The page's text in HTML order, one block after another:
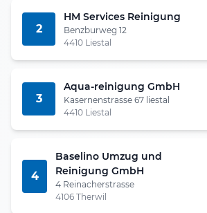
2
HM Services Reinigung
Benzburweg 12
4410 Liestal
3
Aqua-reinigung GmbH
Kasernenstrasse 67 liestal
4410 Liestal
4
Baselino Umzug und
Reinigung GmbH
4 Reinacherstrasse
4106 Therwil